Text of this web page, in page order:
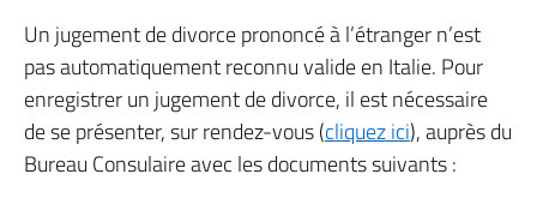
Un jugement de divorce prononcé à l’étranger n’est
pas automatiquement reconnu valide en Italie. Pour
enregistrer un jugement de divorce, il est nécessaire
de se présenter, sur rendez-vous (cliquez ici), auprès du
Bureau Consulaire avec les documents suivants :